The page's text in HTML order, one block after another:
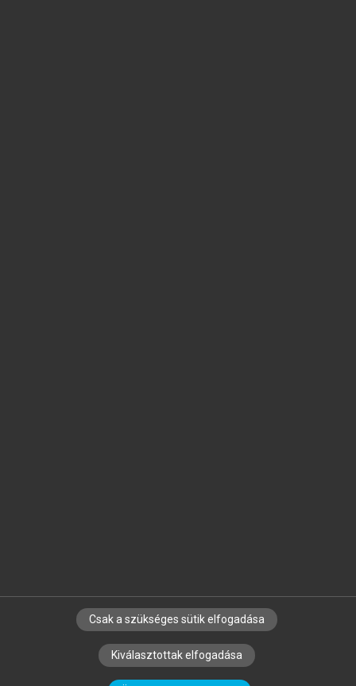
SZERZŐKNEK CÉGEKNEK KÖNYVTÁROSOKNAK
SZERKESZTÉSI ÉS LEKTORÁLÁSI ALAPELVEK
Csak a szükséges sütik elfogadása
Kiválasztottak elfogadása